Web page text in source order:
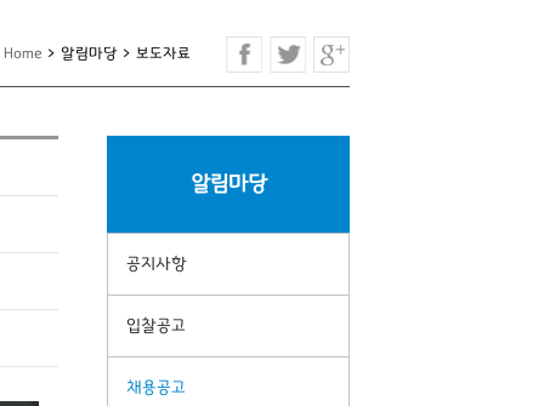
Home > 알림마당 > 보도자료
알림마당
공지사항
입찰공고
채용공고